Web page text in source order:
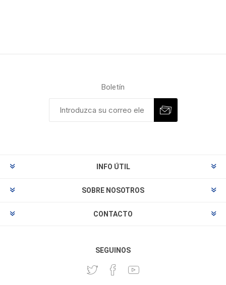
Boletín
INFO ÚTIL
SOBRE NOSOTROS
CONTACTO
SEGUINOS